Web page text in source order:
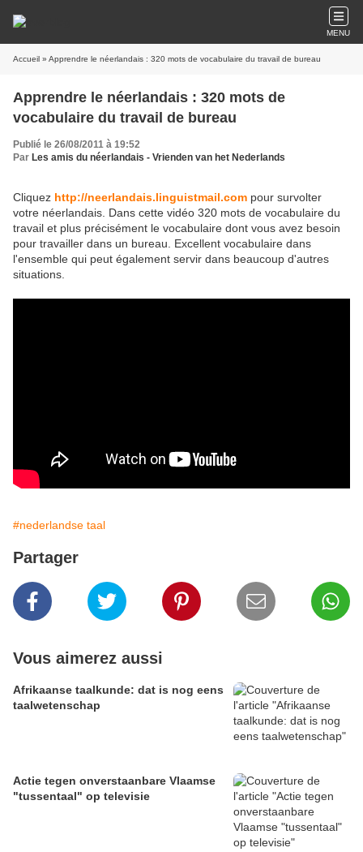
MENU
Accueil » Apprendre le néerlandais : 320 mots de vocabulaire du travail de bureau
Apprendre le néerlandais : 320 mots de
vocabulaire du travail de bureau
Publié le 26/08/2011 à 19:52
Par Les amis du néerlandais - Vrienden van het Nederlands
Cliquez http://neerlandais.linguistmail.com pour survolter
votre néerlandais. Dans cette vidéo 320 mots de vocabulaire du
travail et plus précisément le vocabulaire dont vous avez besoin
pour travailler dans un bureau. Excellent vocabulaire dans
l'ensemble qui peut également servir dans beaucoup d'autres
situations.
#nederlandse taal
Partager
Vous aimerez aussi
Afrikaanse taalkunde: dat is nog eens
taalwetenschap
Actie tegen onverstaanbare Vlaamse
"tussentaal" op televisie